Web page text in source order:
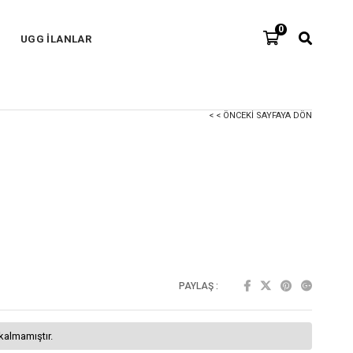
0
UGG İLANLAR
< < ÖNCEKI SAYFAYA DÖN
PAYLAŞ :